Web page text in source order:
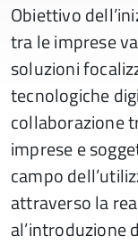
Obiettivo
tra le imprese
soluzioni
tecnologiche
collaborazione
imprese e
campo
attraverso la
al’introduzione